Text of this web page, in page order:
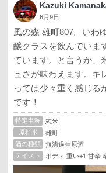
Kazuki
6月9日
風の森 雄町807。いわ
醸クラスを飲んでいま
ています。と言うか、
ュさが味わえます。キ
っては少々重く感じる
です！
特定名称
純米
原料米
雄町
酒の種類
無濾過生原酒
テイスト
ボディ:重い+1 甘辛: